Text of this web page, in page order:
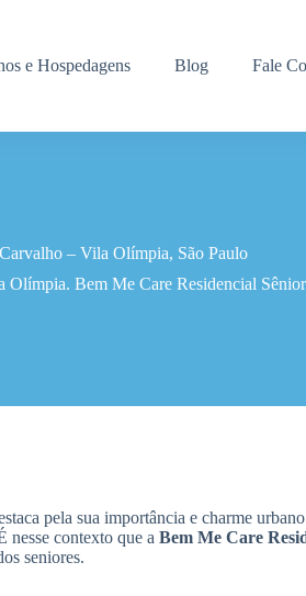
e Hospedagens Blog Fale
– Vila Olímpia, São Paulo
Bem Me Care Residencial
pela sua importância e charme
nesse contexto que a Bem Me Care
seniores.